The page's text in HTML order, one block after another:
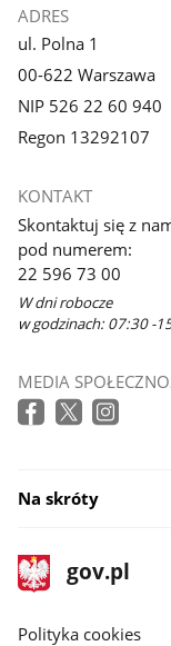
ADRES
ul. Polna 1
00-622 Warszawa
NIP 526 22 60 940
Regon 13292107
KONTAKT
Skontaktuj się z
pod numerem:
22 596 73 00
W dni robocze
w godzinach: 07:30 -
MEDIA
Na skróty
stopka
gov.pl
Strona
gov.pl
gov.pl
Polityka cookies